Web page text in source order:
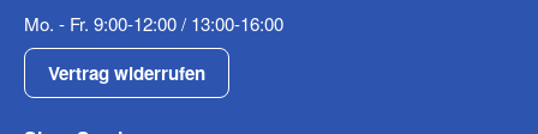
Mobiltelefon
Mo. - Fr. 9:00-12:00 / 13:00-16:00
Vertrag widerrufen